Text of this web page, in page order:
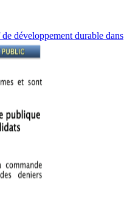
développement durable dans